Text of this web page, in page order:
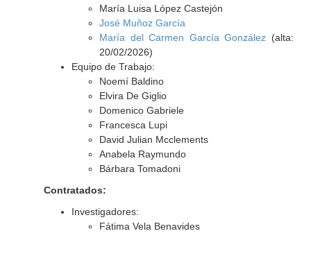
María Luisa López Castejón
José Muñoz García
María del Carmen García González (alta:
20/02/2026)
Equipo de Trabajo:
Noemí Baldino
Elvira De Giglio
Domenico Gabriele
Francesca Lupi
David Julian Mcclements
Anabela Raymundo
Bárbara Tomadoni
Contratados:
Investigadores:
Fátima Vela Benavides